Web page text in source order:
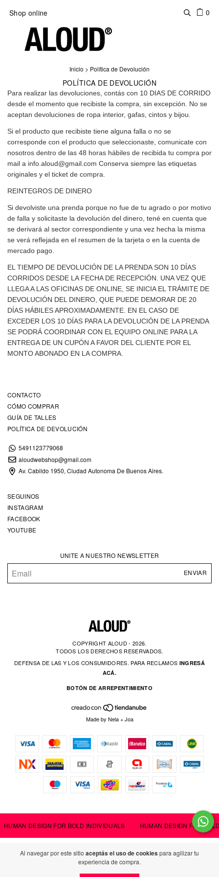
Shop online 0
Al navegar por este sitio aceptás el uso de cookiespara agilizar tu
experiencia de compra.
Inicio > Política de Devolución
POLÍTICA DE DEVOLUCIÓN
Para realizar las devoluciones, contás con 10 DIAS DE CORRIDO
desde el momento que recibiste la compra, sin excepción. No se
aceptan devoluciones de ropa interior, gafas, cintos y bijou.
Si el producto que recibiste tiene alguna falla o no se
corresponde con el producto que seleccionaste, comunicate con
nosotros dentro de las 48 horas hábiles de recibida tu compra por
mail a info.aloud@gmail.com Conserva siempre las etiquetas
originales y el ticket de compra.
REINTEGROS DE DINERO
Si devolviste una prenda porque no fue de tu agrado o por motivo
de falla y solicitaste la devolución del dinero, tené en cuenta que
se derivará al sector correspondiente y una vez hecha la misma
se verá reflejada en el resumen de la tarjeta o en la cuenta de
mercado pago.
EL TIEMPO DE DEVOLUCIÓN DE LA PRENDA SON 10 DÍAS
CORRIDOS DESDE LA FECHA DE RECEPCIÓN. UNA VEZ QUE
LLEGA A LAS OFICINAS DE ONLINE, SE INICIA EL TRÁMITE DE
DEVOLUCIÓN DEL DINERO, QUE PUEDE DEMORAR DE 20
DÍAS HÁBILES APROXIMADAMENTE. EN EL CASO DE
EXCEDER LOS 10 DÍAS PARA LA DEVOLUCIÓN DE LA PRENDA
SE PODRÁ COORDINAR CON EL EQUIPO ONLINE PARA LA
ENTREGA DE UN CUPÓN A FAVOR DEL CLIENTE POR EL
MONTO ABONADO EN LA COMPRA.
CONTACTO
CÓMO COMPRAR
GUÍA DE TALLES
POLÍTICA DE DEVOLUCIÓN
5491123779068
aloudwebshop@gmail.com
Av. Cabildo 1950, Ciudad Autonoma De Buenos Aires.
SEGUINOS
INSTAGRAM
FACEBOOK
YOUTUBE
UNITE A NUESTRO NEWSLETTER
COPYRIGHT ALOUD - 2026.
TODOS LOS DERECHOS RESERVADOS.
DEFENSA DE LAS Y LOS CONSUMIDORES. PARA RECLAMOS INGRESÁ
ACÁ.
BOTÓN DE ARREPENTIMIENTO
Made by Nela+Joa
HUMAN DESIGN FOR BOLD INDIVIDUALS HUMAN DESIGN FOR